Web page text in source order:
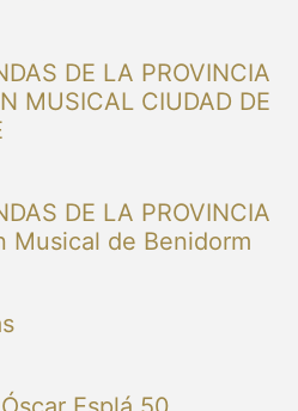
DE LA PROVINCIA
MUSICAL CIUDAD DE
DE LA PROVINCIA
Musical de Benidorm